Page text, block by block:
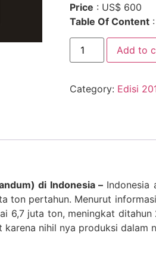
Price : US$ 600
Table Of Content:
Add to
Category: Edisi
di Indonesia – Indonesia
ton pertahun. Menurut
6,7 juta ton, meningkat
nihil nya produksi dalam